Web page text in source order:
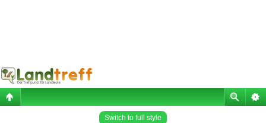
Switch to full style